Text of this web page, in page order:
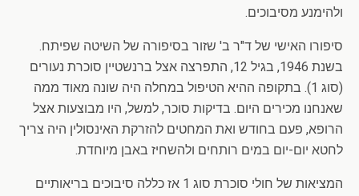
ולהימנע מסיבוכים.
סיפורו האישי של ד"ר ב' שזור בסיפורה של השיטה שפיתח.
בשנת 1946, בגיל 12, התפרצה אצל ברנשטיין סוכרת נעורים
(סוג 1). בתקופה ההיא הטיפול במחלה היה שונה מאוד ממה
שאנחנו מכירים היום. בדיקות סוכר, למשל, היו מבוצעות אצל
הרופא, פעם בחודש ואת המחטים להזרקת האינסולין היה צריך
לחטא יום-יום במים רותחים ולהשחיז באבן מיוחדת.
המציאות של חולי סוכרת סוג 1 אז כללה סיבוכים בריאותיים